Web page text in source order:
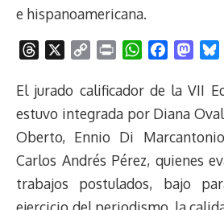
e hispanoamericana.
r
e
d
s
p
y
L
i
n
k
i
n
W
a
t
A
p
p
c
e
o
o
k
M
s
t
d
o
El jurado calificador de la VII
estuvo integrada por Diana
Oberto, Ennio Di
Carlos Andrés Pérez, quienes
trabajos postulados, bajo